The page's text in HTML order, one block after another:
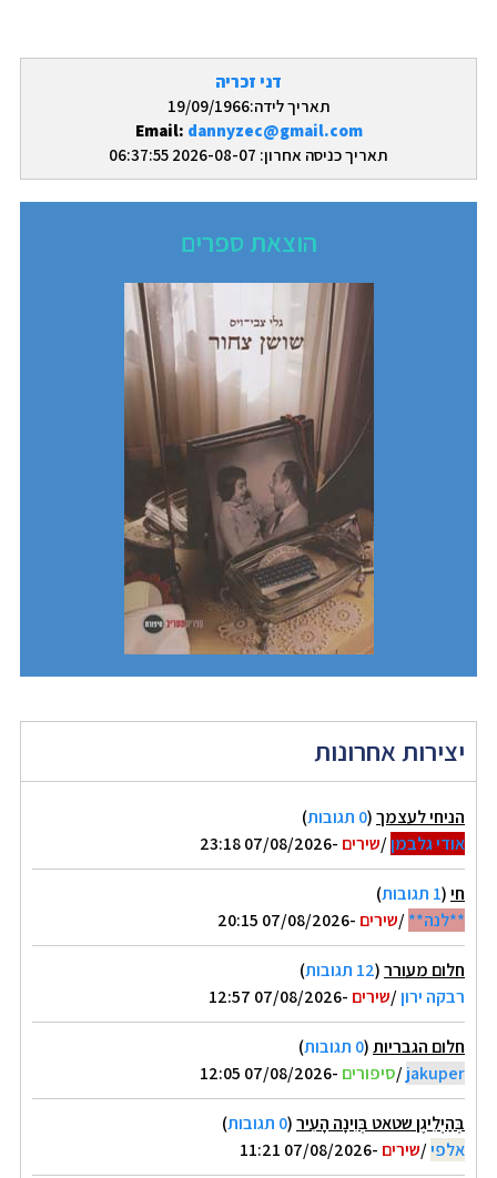
דני זכריה
תאריך לידה:19/09/1966
Email: dannyzec@gmail.com
תאריך כניסה אחרון: 2026-08-07 06:37:55
הוצאת ספרים
יצירות אחרונות
הניחי לעצמך(0 תגובות
)
אודי גלבמן/שירים -07/08/2026 23:18
חי(1 תגובות
)
**לנה**/שירים -07/08/2026 20:15
חלום מעורר(12 תגובות
)
רבקה ירון/שירים -07/08/2026 12:57
חלום הגבריות(0 תגובות
)
jakuper
/סיפורים -07/08/2026 12:05
בְּהַיְלִיגֶן שטאט בְּוִינָה הָעִיר(0 תגובות
)
אלפי/שירים -07/08/2026 11:21